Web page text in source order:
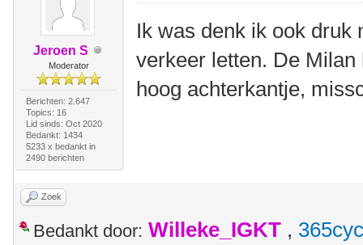
Jeroen S
Moderator
Berichten: 2.647
Topics: 16
Lid sinds: Oct 2020
Bedankt: 1434
5233 x bedankt in
2490 berichten
Ik was denk ik ook druk
verkeer letten. De
hoog achterkantje,
Zoek
Bedankt door: Willeke_IGKT ,